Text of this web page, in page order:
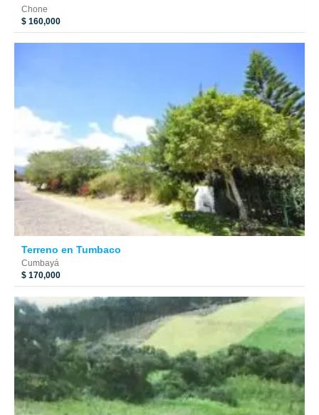
Chone
$ 160,000
Terreno en Tumbaco
Cumbayá
$ 170,000